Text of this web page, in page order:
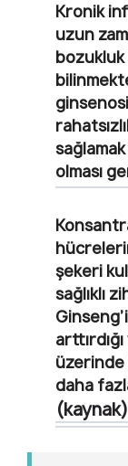
Kronik
uzun
olması
şekeri
sağlıklı
üzerinde
daha
(kaynak)